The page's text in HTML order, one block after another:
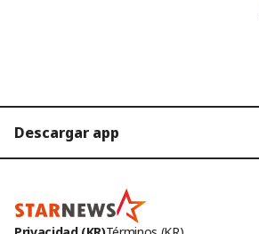
Descargar app
STARPOLL